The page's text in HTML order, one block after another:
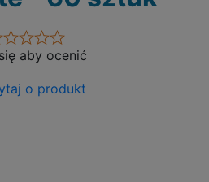
aby ocenić
o produkt